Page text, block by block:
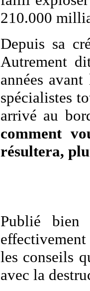
210.000
Depuis sa
Autrement
années
spécialistes
arrivé au
comment
résultera,
Publié bien
les conseils
avec la